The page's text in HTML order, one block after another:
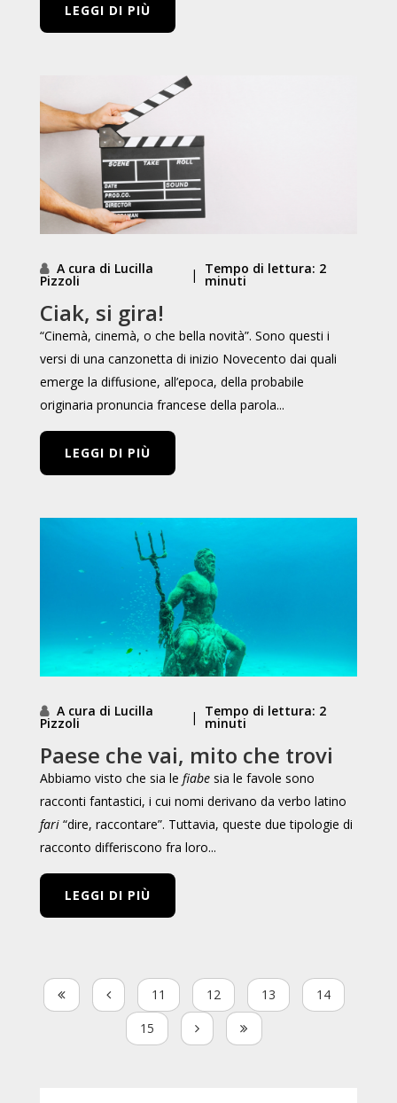
LEGGI DI PIÙ
A cura di Lucilla
Pizzoli | Tempo di lettura: 2
minuti
Ciak, si gira!
“Cinemà, cinemà, o che bella novità”. Sono questi i
versi di una canzonetta di inizio Novecento dai quali
emerge la diffusione, all’epoca, della probabile
originaria pronuncia francese della parola...
LEGGI DI PIÙ
A cura di Lucilla
Pizzoli | Tempo di lettura: 2
minuti
Paese che vai, mito che trovi
Abbiamo visto che sia le fiabesia le favole sono
racconti fantastici, i cui nomi derivano da verbo latino
fari“dire, raccontare”. Tuttavia, queste due tipologie di
racconto differiscono fra loro...
LEGGI DI PIÙ
11 12 13
14
15